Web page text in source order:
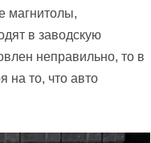
магнитолы,
в заводскую
неправильно, то в
на то, что авто